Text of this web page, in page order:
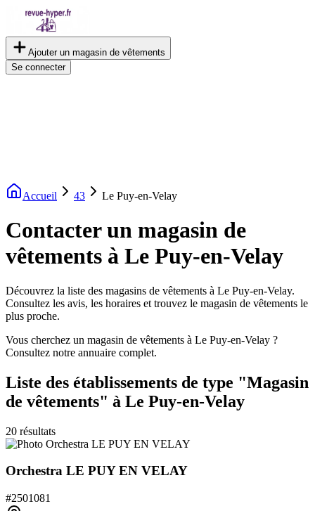
Ajouter un magasin de vêtements
Se connecter
Accueil 43 Le Puy-en-Velay
Contacter un magasin de
vêtements à Le Puy-en-Velay
Découvrez la liste des magasins de vêtements à Le Puy-en-Velay.
Consultez les avis, les horaires et trouvez le magasin de vêtements le
plus proche.
Vous cherchez un magasin de vêtements à Le Puy-en-Velay ?
Consultez notre annuaire complet.
Liste des établissements de type "Magasin
de vêtements" à Le Puy-en-Velay
20 résultats
Orchestra LE PUY EN VELAY
#2501081